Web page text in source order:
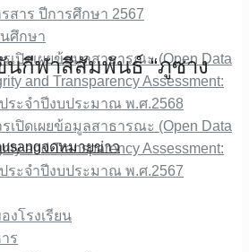
สาร ปีการศึกษา 2567
ศึกษา
เปิดเผยข้อมูลสาธารณะ (Open Data
and Transparency Assessment:
ระจำปีงบประมาณ พ.ศ.2568
เปิดเผยข้อมูลสาธารณะ (Open Data
and Transparency Assessment:
ระจำปีงบประมาณ พ.ศ.2567
งโรงเรียน
ร
นกีฬาสีสัมพันธ์ “ภูซาง
จดหมายข่าว